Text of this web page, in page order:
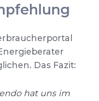
Das Fazit:
hat uns im